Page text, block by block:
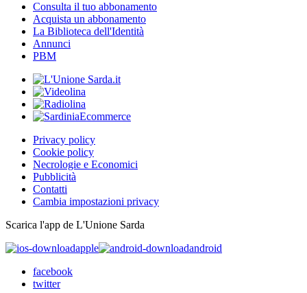
Consulta il tuo abbonamento
Acquista un abbonamento
La Biblioteca dell'Identità
Annunci
PBM
Privacy policy
Cookie policy
Necrologie e Economici
Pubblicità
Contatti
Cambia impostazioni privacy
Scarica l'app de L'Unione Sarda
apple
android
facebook
twitter